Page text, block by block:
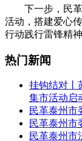
下一步，民
活动，搭建爱心
行动践行雷锋精
热门新闻
挂钩结对丨
集市活动启
民革泰州市
民革泰州市
民革泰州市